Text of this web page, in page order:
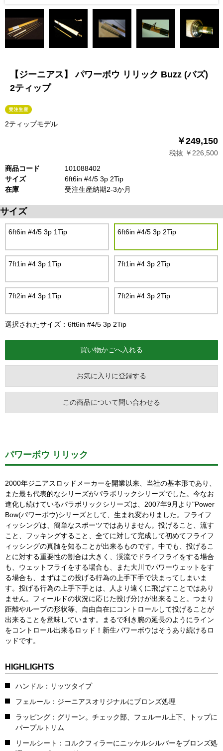
【ジーニアス】 パワーボウ リリック Buzz (バズ)
2ティップ
2ティップモデル
￥249,150
税抜 ￥226,500
商品コード
101088402
サイズ
6ft6in #4/5 3p 2Tip
在庫
受注生産納期2-3か月
サイズ
6ft6in #4/5 3p 1Tip 6ft6in #4/5 3p 2Tip
7ft1in #4 3p 1Tip 7ft1in #4 3p 2Tip
7ft2in #4 3p 1Tip 7ft2in #4 3p 2Tip
選択されたサイズ：6ft6in #4/5 3p 2Tip
お気に入りに登録する
この商品について問い合わせる
パワーボウ リリック
2000年ジニアスロッドメーカーを開業以来、当社の基本形であり、
また最も代表的なシリーズがパラボリックシリーズでした。今なお
進化し続けているパラボリックシリーズは、2007年9月より"Power
Bow(パワーボウ)シリーズとして、生まれ変わりました。フライフ
ィッシングは、簡単なスポーツではありません。投げること、流す
こと、フッキングすること、全てに対して完成して初めてフライフ
ィッシングの真髄を知ることが出来るものです。中でも、投げるこ
とに対する重要性の割合は大きく、渓流でドライフライをする場合
も、ウェットフライをする場合も、また大川でパワーウェットをす
る場合も、まずはこの投げる行為の上手下手で決まってしまいま
す。投げる行為の上手下手とは、人より遠くに飛ばすことではあり
ません。フィールドの状況に応じた投げ分けが出来ること。つまり
距離やループの形状等、自由自在にコントロールして投げることが
出来ることを意味しています。まるで利き腕の延長のようにライン
をコントロール出来るロッド！新生パワーボウはそうあり続けるロ
ッドです。
HIGHLIGHTS
ハンドル：リッツタイプ
フェルール：ジーニアスオリジナルにブロンズ処理
ラッピング：グリーン。チェック部、フェルール上下、トップに
パープルトリム
リールシート：コルクフィラーにニッケルシルバーをブロンズ処